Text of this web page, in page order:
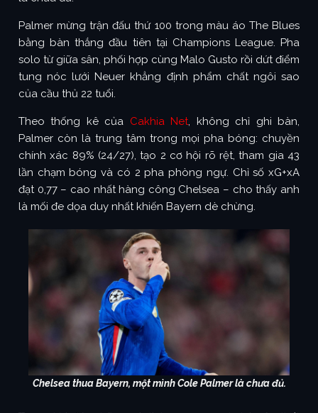
Palmer mừng trận đấu thứ 100 trong màu áo The Blues
bằng bàn thắng đầu tiên tại Champions League. Pha
solo từ giữa sân, phối hợp cùng Malo Gusto rồi dứt điểm
tung nóc lưới Neuer khẳng định phẩm chất ngôi sao
của cầu thủ 22 tuổi.
Theo thống kê của Cakhia Net, không chỉ ghi bàn,
Palmer còn là trung tâm trong mọi pha bóng: chuyền
chính xác 89% (24/27), tạo 2 cơ hội rõ rệt, tham gia 43
lần chạm bóng và có 2 pha phòng ngự. Chỉ số xG+xA
đạt 0,77 – cao nhất hàng công Chelsea – cho thấy anh
là mối đe dọa duy nhất khiến Bayern dè chừng.
Chelsea thua Bayern, một mình Cole Palmer là chưa đủ.